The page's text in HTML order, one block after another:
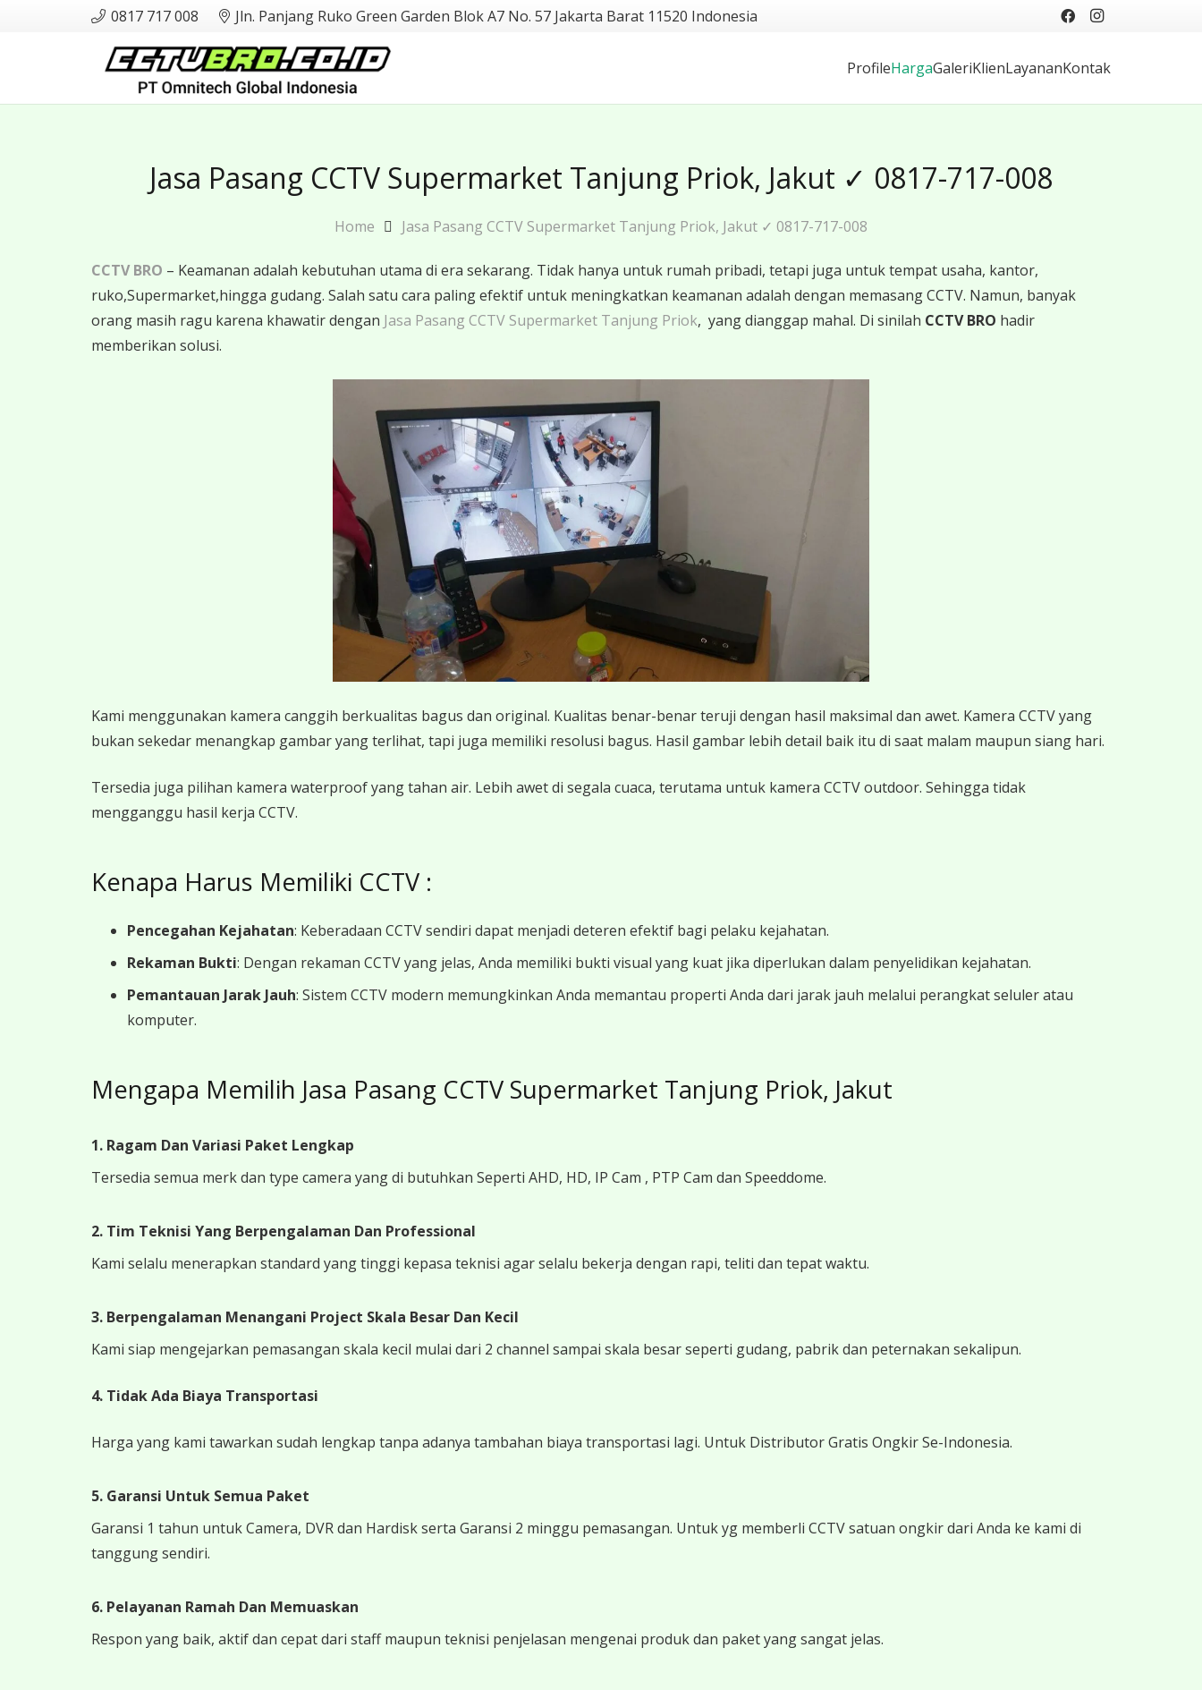
0817 717 008 Jln. Panjang Ruko Green Garden Blok A7 No. 57 Jakarta Barat 11520 Indonesia
ProfileHargaGaleriKlienLayananKontak
Jasa Pasang CCTV Supermarket Tanjung Priok, Jakut ✓ 0817-717-008
Home Jasa Pasang CCTV Supermarket Tanjung Priok, Jakut ✓ 0817-717-008
CCTV BRO – Keamanan adalah kebutuhan utama di era sekarang. Tidak hanya untuk rumah pribadi, tetapi juga untuk tempat usaha, kantor,
ruko,Supermarket,hingga gudang. Salah satu cara paling efektif untuk meningkatkan keamanan adalah dengan memasang CCTV. Namun, banyak
orang masih ragu karena khawatir dengan Jasa Pasang CCTV Supermarket Tanjung Priok, yang dianggap mahal. Di sinilah CCTV BRO hadir
memberikan solusi.
Kami menggunakan kamera canggih berkualitas bagus dan original. Kualitas benar-benar teruji dengan hasil maksimal dan awet. Kamera CCTV yang
bukan sekedar menangkap gambar yang terlihat, tapi juga memiliki resolusi bagus. Hasil gambar lebih detail baik itu di saat malam maupun siang hari.
Tersedia juga pilihan kamera waterproof yang tahan air. Lebih awet di segala cuaca, terutama untuk kamera CCTV outdoor. Sehingga tidak
mengganggu hasil kerja CCTV.
Kenapa Harus Memiliki CCTV :
Pencegahan Kejahatan: Keberadaan CCTV sendiri dapat menjadi deteren efektif bagi pelaku kejahatan.
Rekaman Bukti: Dengan rekaman CCTV yang jelas, Anda memiliki bukti visual yang kuat jika diperlukan dalam penyelidikan kejahatan.
Pemantauan Jarak Jauh: Sistem CCTV modern memungkinkan Anda memantau properti Anda dari jarak jauh melalui perangkat seluler atau
komputer.
Mengapa Memilih Jasa Pasang CCTV Supermarket Tanjung Priok, Jakut
1. Ragam Dan Variasi Paket Lengkap
Tersedia semua merk dan type camera yang di butuhkan Seperti AHD, HD, IP Cam , PTP Cam dan Speeddome.
2. Tim Teknisi Yang Berpengalaman Dan Professional
Kami selalu menerapkan standard yang tinggi kepasa teknisi agar selalu bekerja dengan rapi, teliti dan tepat waktu.
3. Berpengalaman Menangani Project Skala Besar Dan Kecil
Kami siap mengejarkan pemasangan skala kecil mulai dari 2 channel sampai skala besar seperti gudang, pabrik dan peternakan sekalipun.
4. Tidak Ada Biaya Transportasi
Harga yang kami tawarkan sudah lengkap tanpa adanya tambahan biaya transportasi lagi. Untuk Distributor Gratis Ongkir Se-Indonesia.
5. Garansi Untuk Semua Paket
Garansi 1 tahun untuk Camera, DVR dan Hardisk serta Garansi 2 minggu pemasangan. Untuk yg memberli CCTV satuan ongkir dari Anda ke kami di
tanggung sendiri.
6. Pelayanan Ramah Dan Memuaskan
Respon yang baik, aktif dan cepat dari staff maupun teknisi penjelasan mengenai produk dan paket yang sangat jelas.